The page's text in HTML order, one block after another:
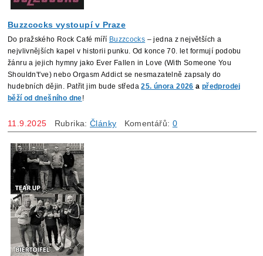
Buzzcocks vystoupí v Praze
Do pražského Rock Café míří Buzzcocks – jedna z největších a
nejvlivnějších kapel v historii punku. Od konce 70. let formují podobu
žánru a jejich hymny jako Ever Fallen in Love (With Someone You
Shouldn't've) nebo Orgasm Addict se nesmazatelně zapsaly do
hudebních dějin. Patřit jim bude středa25. února 2026 a předprodej
běží od dnešního dne!
11.9.2025 Rubrika:Články Komentářů: 0